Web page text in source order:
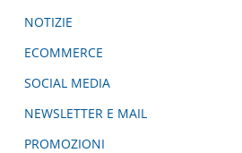
NOTIZIE
ECOMMERCE
SOCIAL MEDIA
NEWSLETTER E MAIL
PROMOZIONI